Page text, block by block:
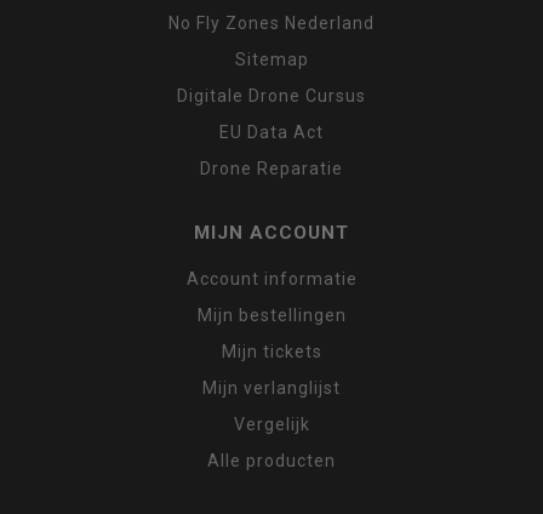
No Fly Zones Nederland
Sitemap
Digitale Drone Cursus
EU Data Act
Drone Reparatie
MIJN ACCOUNT
Account informatie
Mijn bestellingen
Mijn tickets
Mijn verlanglijst
Vergelijk
Alle producten